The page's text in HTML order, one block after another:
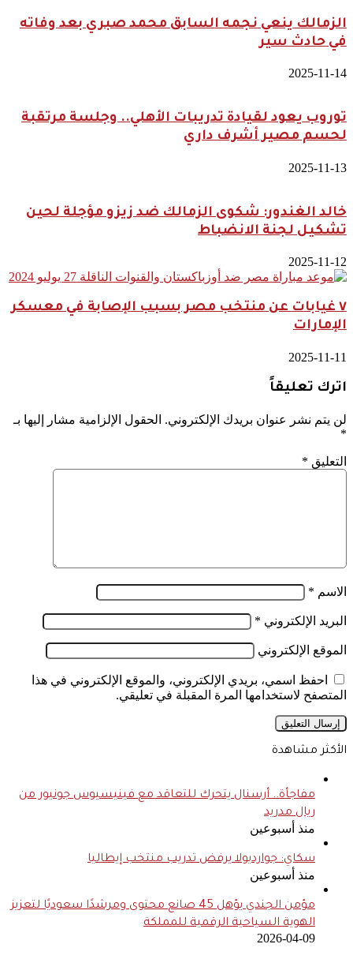
الزمالك ينعي نجمه السابق محمد صبري بعد وفاته
في حادث سير
2025-11-14
توروب يعود لقيادة تدريبات الأهلي.. وجلسة مرتقبة
لحسم مصير أشرف داري
2025-11-13
خالد الغندور: شكوى الزمالك ضد زيزو مؤجلة لحين
تشكيل لجنة الانضباط
2025-11-12
٧ غيابات عن منتخب مصر بسبب الإصابة في معسكر
الإمارات
2025-11-11
اترك تعليقاً
لن يتم نشر عنوان بريدك الإلكتروني. الحقول الإلزامية مشار إليها بـ
*
التعليق *
الاسم *
البريد الإلكتروني *
الموقع الإلكتروني
احفظ اسمي، بريدي الإلكتروني، والموقع الإلكتروني في هذا
المتصفح لاستخدامها المرة المقبلة في تعليقي.
الأكثر مشاهدة
مفاجأة.. أرسنال يتحرك للتعاقد مع فينيسيوس جونيور من
ريال مدريد
منذ أسبوعين
سكاي: جوارديولا يرفض تدريب منتخب إيطاليا
منذ أسبوعين
مؤمن الجندي يؤهل 45 صانع محتوى ومرشدًا سعوديًا لتعزيز
الهوية السياحية الرقمية للمملكة
2026-04-09